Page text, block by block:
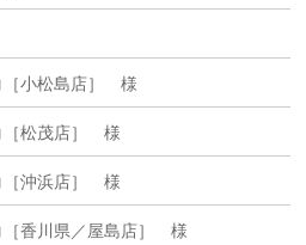
［小松島店］ 様
［松茂店］ 様
［沖浜店］ 様
香川県／屋島店］ 様